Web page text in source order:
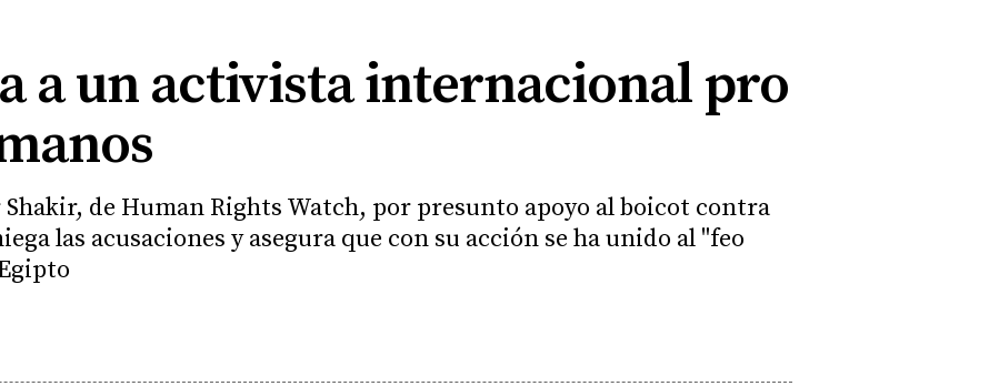
a un activista internacional pro
de Human Rights Watch, por presunto apoyo al boicot contra
las acusaciones y asegura que con su acción se ha unido al "feo